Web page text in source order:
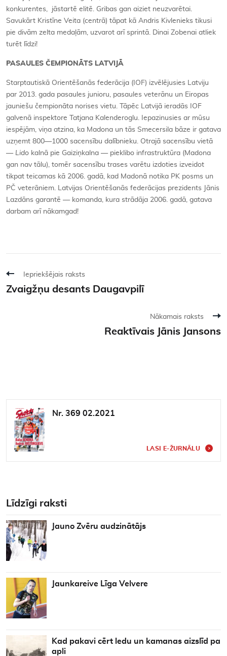
konkurentes, jāstartē elitē. Gribas gan aiziet neuzvarētai.
Savukārt Kristīne Veita (centrā) tāpat kā Andris Kivlenieks tikusi
pie divām zelta medaļām, uzvarot arī sprintā. Dinai Zobenai atliek
turēt līdzi!
PASAULES ČEMPIONĀTS LATVIJĀ
Starptautiskā Orientēšanās federācija (IOF) izvēlējusies Latviju
par 2013. gada pasaules junioru, pasaules veterānu un Eiropas
jauniešu čempionāta norises vietu. Tāpēc Latvijā ieradās IOF
galvenā inspektore Tatjana Kalenderoglu. Iepazinusies ar mūsu
iespējām, viņa atzina, ka Madona un tās Smecersila bāze ir gatava
uzņemt 800—1000 sacensību dalībnieku. Otrajā sacensību vietā
— Lido kalnā pie Gaiziņkalna — pieklibo infrastruktūra (Madona
gan nav tālu), tomēr sacensību trases varētu izdoties izveidot
tikpat teicamas kā 2006. gadā, kad Madonā notika PK posms un
PČ veterāniem. Latvijas Orientēšanās federācijas prezidents Jānis
Lazdāns garantē — komanda, kura strādāja 2006. gadā, gatava
darbam arī nākamgad!
Iepriekšējais raksts
Zvaigžņu desants Daugavpilī
Nākamais raksts
Reaktīvais Jānis Jansons
Nr. 369 02.2021
LASI E-ŽURNĀLU
Līdzīgi raksti
Jauno Zvēru audzinātājs
Jaunkareive Līga Velvere
Kad pakavi cērt ledu un kamanas aizslīd pa
apli